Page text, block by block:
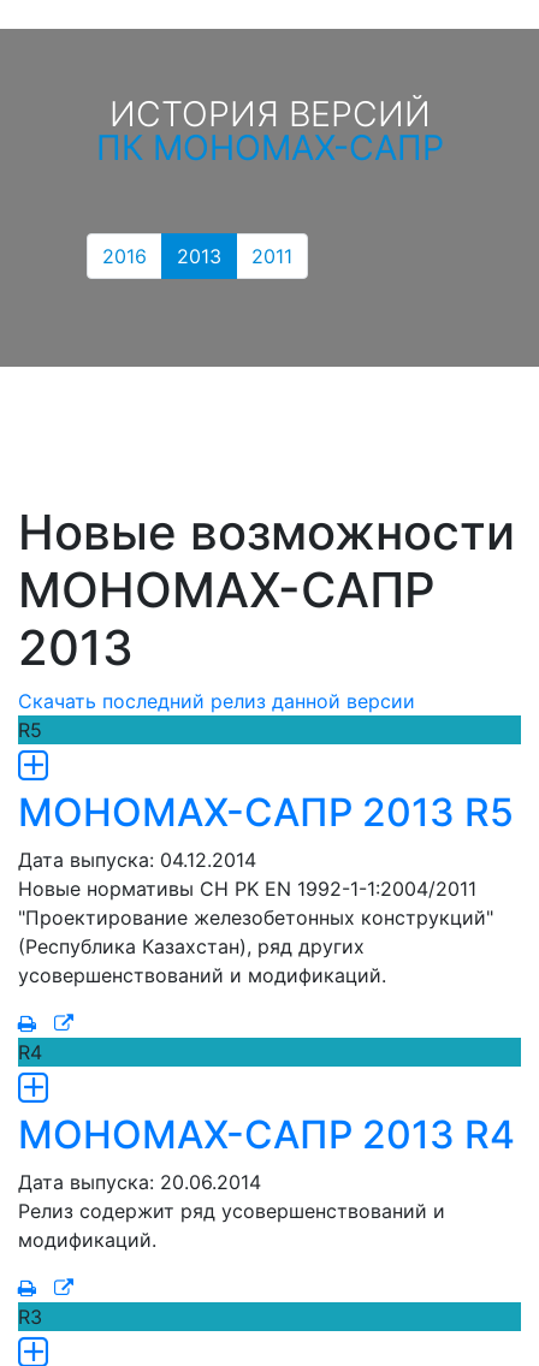
ИСТОРИЯ ВЕРСИЙ
ПК МОНОМАХ-САПР
2016 2013 2011
Новые возможности
МОНОМАХ-САПР
2013
Скачать последний релиз данной версии
R5
МОНОМАХ-САПР 2013 R5
Дата выпуска: 04.12.2014
Новые нормативы CH PK EN 1992-1-1:2004/2011
"Проектирование железобетонных конструкций"
(Республика Казахстан), ряд других
усовершенствований и модификаций.
R4
МОНОМАХ-САПР 2013 R4
Дата выпуска: 20.06.2014
Релиз содержит ряд усовершенствований и
модификаций.
R3